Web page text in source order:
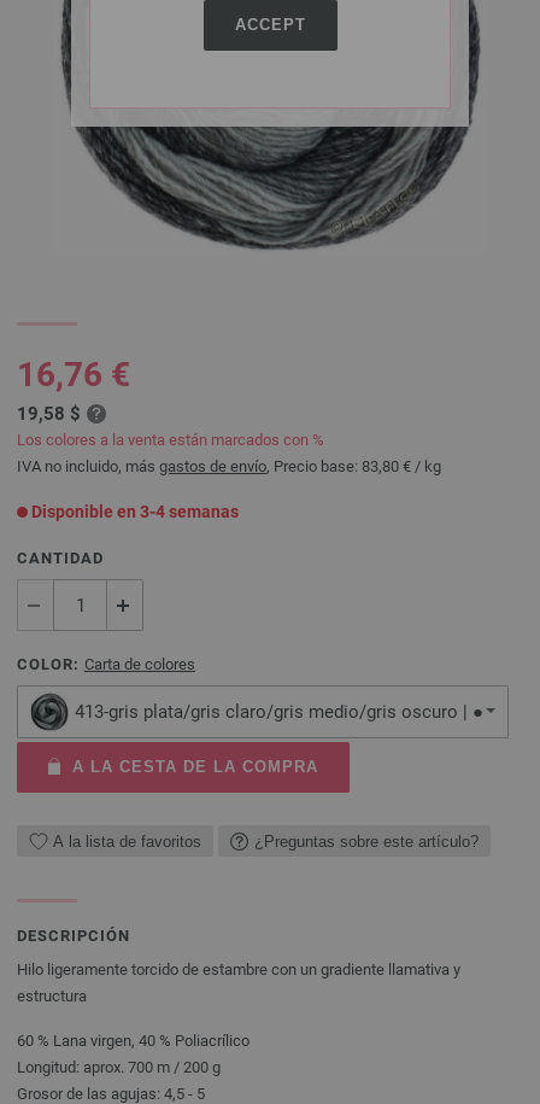
ACCEPT
16,76 €
19,58 $
Los colores a la venta están marcados con %
IVA no incluido, más gastos de envío, Precio base: 83,80 € / kg
Disponible en 3-4 semanas
CANTIDAD
COLOR: Carta de colores
413-gris plata/gris claro/gris medio/gris oscuro | ●
A LA CESTA DE LA COMPRA
A la lista de favoritos ¿Preguntas sobre este artículo?
DESCRIPCIÓN
Hilo ligeramente torcido de estambre con un gradiente llamativa y
estructura
60 % Lana virgen, 40 % Poliacrílico
Longitud: aprox. 700 m / 200 g
Grosor de las agujas: 4,5 - 5